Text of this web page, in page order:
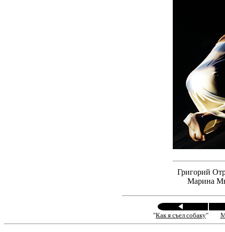
Григорий
Марина
"Как я съел собаку"